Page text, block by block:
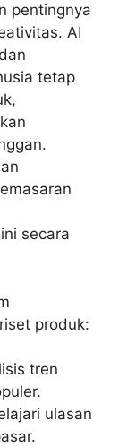
pentingnya
AI
tetap
secara
produk:
tren
ulasan